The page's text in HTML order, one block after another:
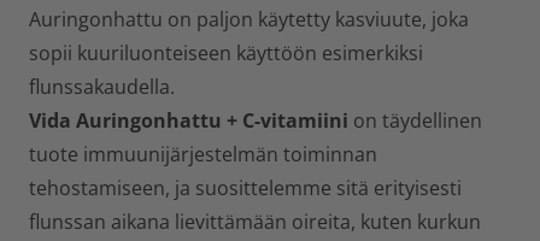
Auringonhattu on paljon käytetty kasviuute, joka
sopii kuuriluonteiseen käyttöön esimerkiksi
flunssakaudella.
Vida Auringonhattu + C-vitamiini on täydellinen
tuote immuunijärjestelmän toiminnan
tehostamiseen, ja suosittelemme sitä erityisesti
flunssan aikana lievittämään oireita, kuten kurkun